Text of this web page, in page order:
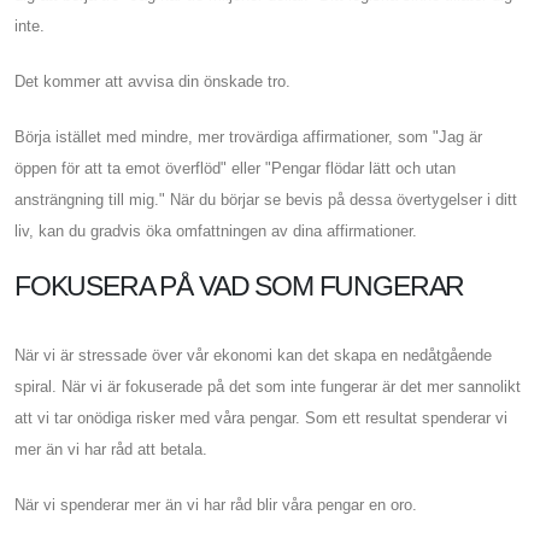
inte.
Det kommer att avvisa din önskade tro.
Börja istället med mindre, mer trovärdiga affirmationer, som "Jag är
öppen för att ta emot överflöd" eller "Pengar flödar lätt och utan
ansträngning till mig." När du börjar se bevis på dessa övertygelser i ditt
liv, kan du gradvis öka omfattningen av dina affirmationer.
FOKUSERA PÅ VAD SOM FUNGERAR
När vi är stressade över vår ekonomi kan det skapa en nedåtgående
spiral. När vi är fokuserade på det som inte fungerar är det mer sannolikt
att vi tar onödiga risker med våra pengar. Som ett resultat spenderar vi
mer än vi har råd att betala.
När vi spenderar mer än vi har råd blir våra pengar en oro.